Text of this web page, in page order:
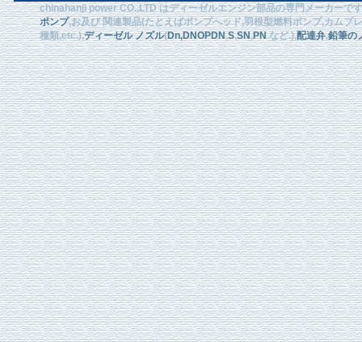
chinahanji power CO.,LTD はディーゼルエンジン部品の専門メーカーで
ポンプ,お及び 関連製品(たとえばポンプへッド,羽根型燃料ポンプ,カムプ
種類,etc.),ディーゼル ノズル(Dn,DNOPDN,S,SN,PNなど.),配達弁,鉛筆の